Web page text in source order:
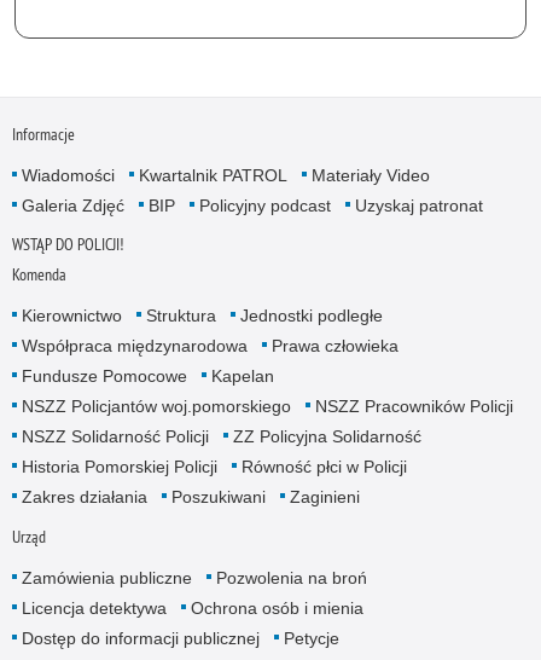
Informacje
Wiadomości Kwartalnik PATROL
Materiały Video
Galeria Zdjęć
BIP Policyjny podcast Uzyskaj patronat
WSTĄP DO POLICJI!
Komenda
Kierownictwo Struktura
Jednostki podległe
Współpraca międzynarodowa
Prawa człowieka
Fundusze Pomocowe
Kapelan
NSZZ Policjantów woj.pomorskiego
NSZZ Pracowników Policji
NSZZ Solidarność Policji
ZZ Policyjna Solidarność
Historia Pomorskiej Policji
Równość płci w Policji
Zakres działania
Poszukiwani Zaginieni
Urząd
Zamówienia publiczne
Pozwolenia na broń
Licencja detektywa
Ochrona osób i mienia
Dostęp do informacji publicznej
Petycje